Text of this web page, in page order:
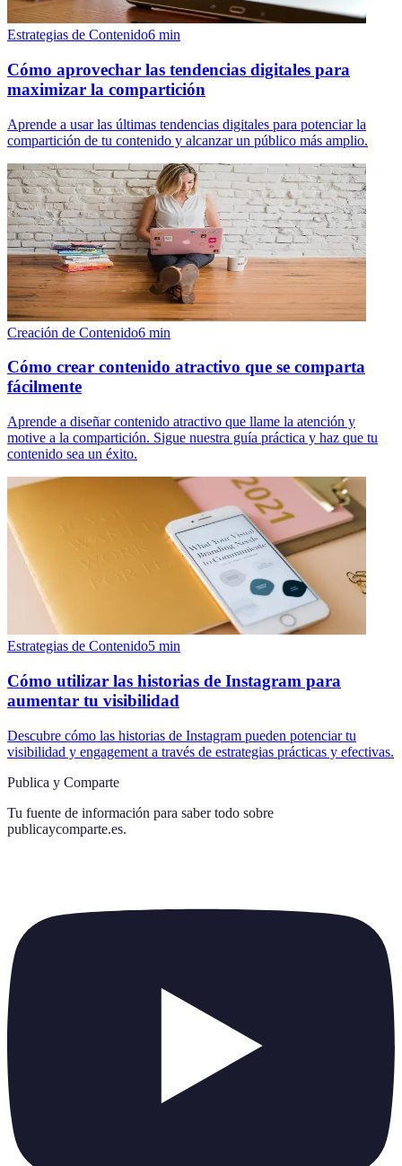
Estrategias de Contenido6 min
Cómo aprovechar las tendencias digitales para
maximizar la compartición
Aprende a usar las últimas tendencias digitales para potenciar la
compartición de tu contenido y alcanzar un público más amplio.
Creación de Contenido6 min
Cómo crear contenido atractivo que se comparta
fácilmente
Aprende a diseñar contenido atractivo que llame la atención y
motive a la compartición. Sigue nuestra guía práctica y haz que tu
contenido sea un éxito.
Estrategias de Contenido5 min
Cómo utilizar las historias de Instagram para
aumentar tu visibilidad
Descubre cómo las historias de Instagram pueden potenciar tu
visibilidad y engagement a través de estrategias prácticas y efectivas.
Publica y Comparte
Tu fuente de información para saber todo sobre
publicaycomparte.es.